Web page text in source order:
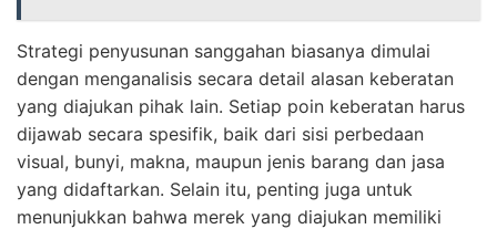
Strategi penyusunan sanggahan biasanya dimulai
dengan menganalisis secara detail alasan keberatan
yang diajukan pihak lain. Setiap poin keberatan harus
dijawab secara spesifik, baik dari sisi perbedaan
visual, bunyi, makna, maupun jenis barang dan jasa
yang didaftarkan. Selain itu, penting juga untuk
menunjukkan bahwa merek yang diajukan memiliki